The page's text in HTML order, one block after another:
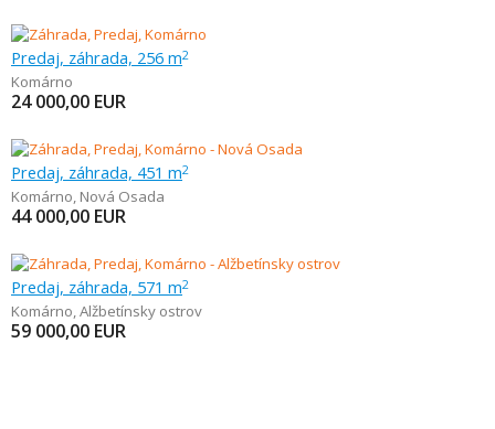
Predaj, záhrada, 256 m2
Komárno
24 000,00 EUR
Predaj, záhrada, 451 m2
Komárno, Nová Osada
44 000,00 EUR
Predaj, záhrada, 571 m2
Komárno,Alžbetínsky ostrov
59 000,00 EUR